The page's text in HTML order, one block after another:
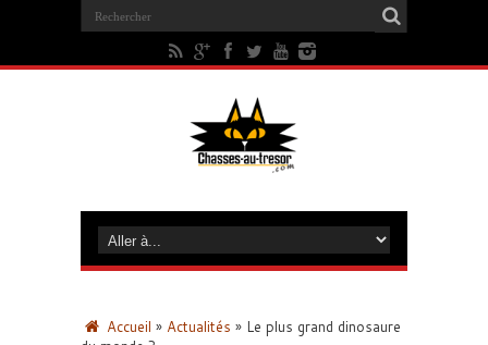
Accueil » Actualités » Le plus grand dinosaure